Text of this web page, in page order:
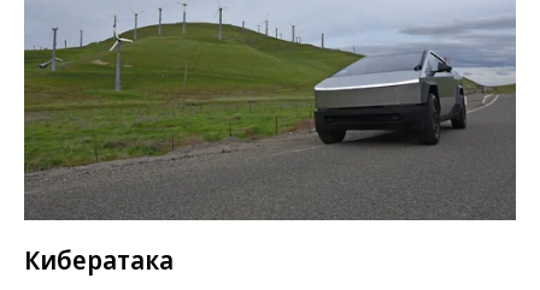
Кибератака